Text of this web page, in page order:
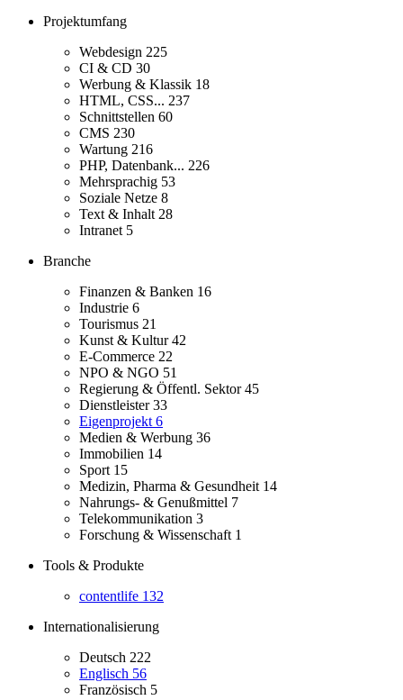
Projektumfang
Webdesign 225
CI & CD 30
Werbung & Klassik 18
HTML, CSS... 237
Schnittstellen 60
CMS 230
Wartung 216
PHP, Datenbank... 226
Mehrsprachig 53
Soziale Netze 8
Text & Inhalt 28
Intranet 5
Branche
Finanzen & Banken 16
Industrie 6
Tourismus 21
Kunst & Kultur42
E-Commerce 22
NPO & NGO 51
Regierung & Öffentl. Sektor45
Dienstleister33
Eigenprojekt 6
Medien & Werbung 36
Immobilien 14
Sport 15
Medizin, Pharma & Gesundheit 14
Nahrungs- & Genußmittel 7
Telekommunikation 3
Forschung & Wissenschaft 1
Tools & Produkte
contentlife 132
Internationalisierung
Deutsch 222
Englisch 56
Französisch 5